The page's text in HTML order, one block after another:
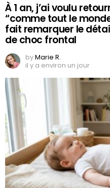
À 1 an, j’ai voulu
“comme tout le
fait remarquer le
de choc frontal
byMarie R.
il y a environ un jour